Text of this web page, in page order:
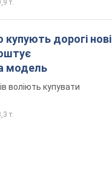
т.
купують дорогі нові
модель
воліють купувати
т.